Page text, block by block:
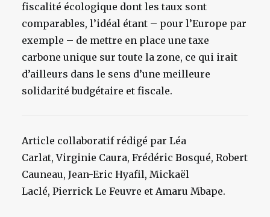
fiscalité écologique dont les taux sont
comparables, l’idéal étant – pour l’Europe par
exemple – de mettre en place une taxe
carbone unique sur toute la zone, ce qui irait
d’ailleurs dans le sens d’une meilleure
solidarité budgétaire et fiscale.
Article collaboratif rédigé par Léa
Carlat,Virginie Caura, Frédéric Bosqué, Robert
Cauneau, Jean-Eric Hyafil, Mickaël
Laclé, Pierrick Le Feuvre et Amaru Mbape.